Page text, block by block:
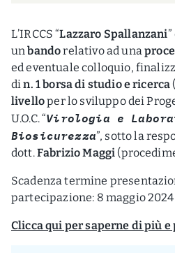
L’IRCCS “Lazzaro Spallanzani
unbandorelativo ad una
ed eventuale colloquio,
din. 1 borsa di studio e ricerca
livelloper lo sviluppo dei
U.O.C. “Virologia e
Biosicurezza”, sotto la
dott.Fabrizio Maggi
Scadenza termine
partecipazione: 8 maggio 2024
Clicca qui per saperne di più